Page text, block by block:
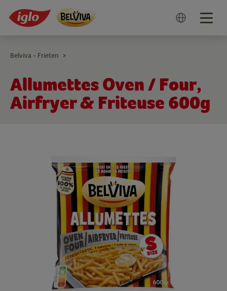
Allumettes Oven / Four,
Airfryer & Friteuse 600g
Belviva - Frieten >